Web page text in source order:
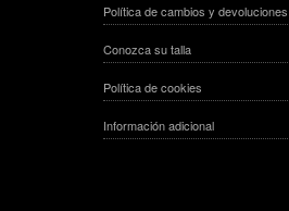
Política de cambios y devoluciones
Conozca su talla
Política de cookies
Información adicional